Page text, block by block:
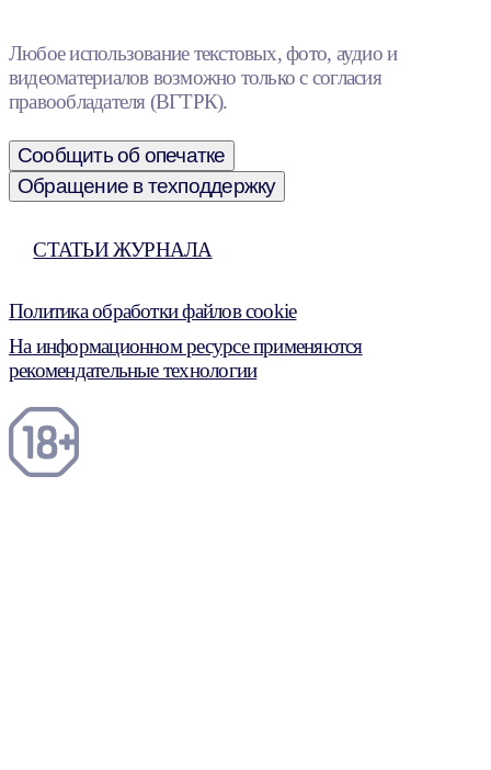
Любое использование текстовых, фото, аудио и
видеоматериалов возможно только с согласия
правообладателя (ВГТРК).
Сообщить об опечатке
Обращение в техподдержку
СТАТЬИ ЖУРНАЛА
Политика обработки файлов cookie
На информационном ресурсе применяются
рекомендательные технологии